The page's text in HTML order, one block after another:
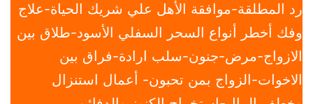
رد المطلقة-موافقة الأهل علي شريك الحياة-علاج
وفك أخطر أنواع السحر السفلي الأسود-طلاق بين
الازواج-مرض-جنون-سلب ارادة-فراق بين
الاخوات-الزواج بمن تحبون- أعمال استنزال